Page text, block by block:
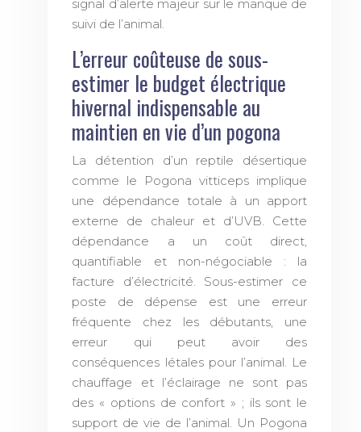
signal d’alerte majeur sur le manque de
suivi de l’animal.
L’erreur coûteuse de sous-
estimer le budget électrique
hivernal indispensable au
maintien en vie d’un pogona
La détention d’un reptile désertique
comme le Pogona vitticeps implique
une dépendance totale à un apport
externe de chaleur et d’UVB. Cette
dépendance a un coût direct,
quantifiable et non-négociable : la
facture d’électricité. Sous-estimer ce
poste de dépense est une erreur
fréquente chez les débutants, une
erreur qui peut avoir des
conséquences létales pour l’animal. Le
chauffage et l’éclairage ne sont pas
des « options de confort » ; ils sont le
support de vie de l’animal. Un Pogona